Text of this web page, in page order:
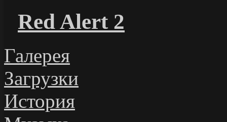
Red Alert 2
Галерея
Загрузки
История